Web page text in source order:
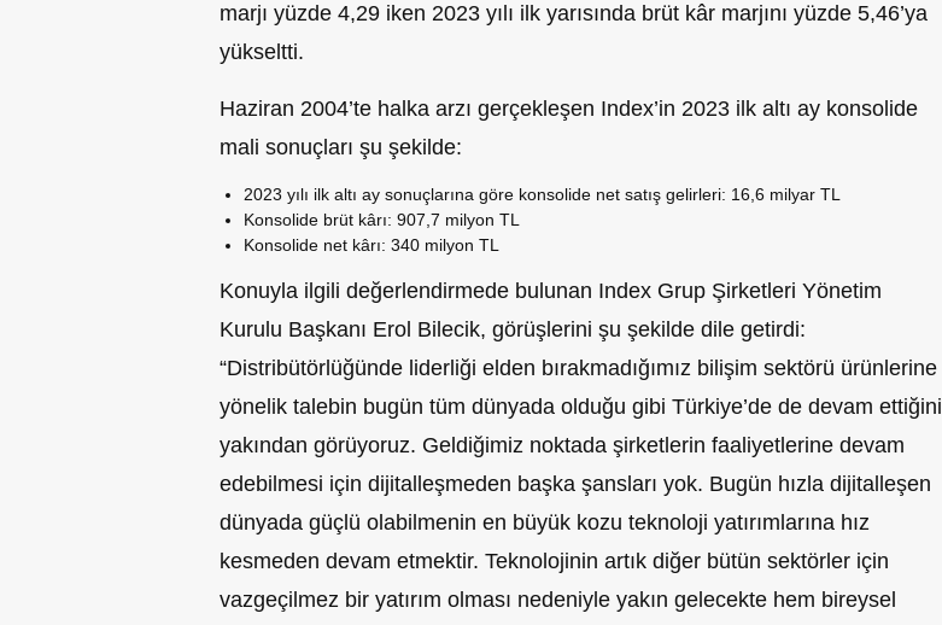
marjı yüzde 4,29 iken 2023 yılı ilk yarısında brüt kâr marjını yüzde 5,46’ya
yükseltti.
Haziran 2004’te halka arzı gerçekleşen Index’in 2023 ilk altı ay konsolide
mali sonuçları şu şekilde:
2023 yılı ilk altı ay sonuçlarına göre konsolide net satış gelirleri: 16,6 milyar TL
Konsolide brüt kârı: 907,7 milyon TL
Konsolide net kârı: 340 milyon TL
Konuyla ilgili değerlendirmede bulunan Index Grup Şirketleri Yönetim
Kurulu Başkanı Erol Bilecik, görüşlerini şu şekilde dile getirdi:
“Distribütörlüğünde liderliği elden bırakmadığımız bilişim sektörü ürünlerine
yönelik talebin bugün tüm dünyada olduğu gibi Türkiye’de de devam ettiğini
yakından görüyoruz. Geldiğimiz noktada şirketlerin faaliyetlerine devam
edebilmesi için dijitalleşmeden başka şansları yok. Bugün hızla dijitalleşen
dünyada güçlü olabilmenin en büyük kozu teknoloji yatırımlarına hız
kesmeden devam etmektir. Teknolojinin artık diğer bütün sektörler için
vazgeçilmez bir yatırım olması nedeniyle yakın gelecekte hem bireysel